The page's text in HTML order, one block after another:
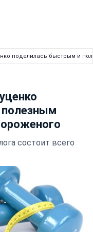
поделилась быстрым и
состоит всего